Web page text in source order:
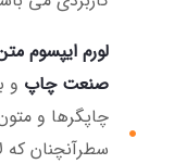
لورم ایپسوم
صنعت چاپ و
چاپگرها و
سطرآنچنان که